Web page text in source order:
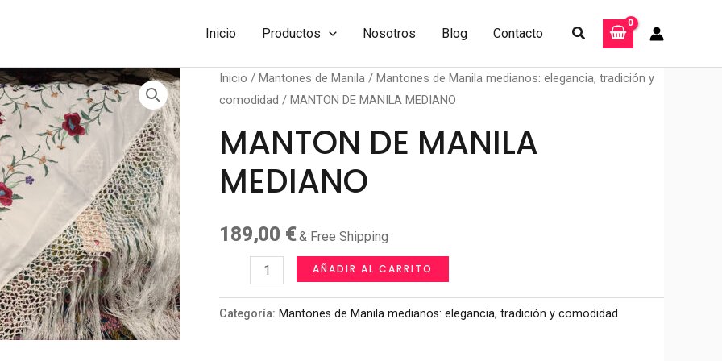
Inicio Productos Nosotros Blog Contacto Buscar
Inicio / Mantones de Manila / Mantones de Manila medianos: elegancia, tradición y
comodidad / MANTON DE MANILA MEDIANO
MANTON DE MANILA
MEDIANO
189,00 € & Free Shipping
MANTON
MANILA
AÑADIR AL CARRITO
Categoría: Mantones de Manila medianos: elegancia, tradición y comodidad